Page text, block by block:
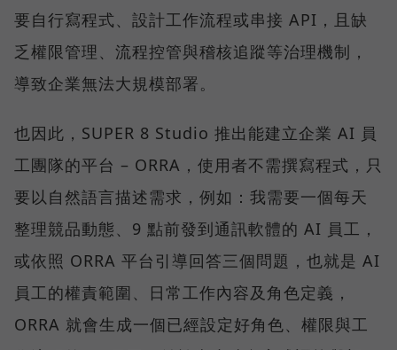
要自行寫程式、設計工作流程或串接 API，且缺
乏權限管理、流程控管與稽核追蹤等治理機制，
導致企業無法大規模部署。
也因此，SUPER 8 Studio 推出能建立企業 AI 員
工團隊的平台 – ORRA，使用者不需撰寫程式，只
要以自然語言描述需求，例如：我需要一個每天
整理競品動態、9 點前發到通訊軟體的 AI 員工，
或依照 ORRA 平台引導回答三個問題，也就是 AI
員工的權責範圍、日常工作內容及角色定義，
ORRA 就會生成一個已經設定好角色、權限與工